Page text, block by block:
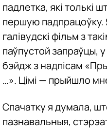
падлетка, які толькі
першую падпрацоўку.
галівудскі фільм з
паўпустой запраўцы, у
бэйдж з надпісам
…». Цімі — прыйшло
Спачатку я думала,
пазнавальныя,